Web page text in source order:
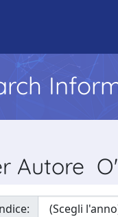
Autore